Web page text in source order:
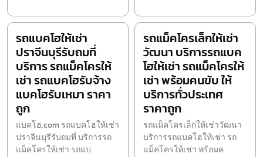
รถแบคโฮให้เช่า
ปราจีนบุรีรับถมที่
บริการ รถแม็คโครให้
เช่า รถแบคโฮรับจ้าง
แบคโฮรับเหมา ราคา
ถูก
แบคโฮ.com รถแบคโฮให้เช่า
ปราจีนบุรีรับถมที่ บริการรถ
แม็คโครให้เช่า รถแบ
รถแม็คโครเล็กให้เช่า
วัฒนา บริการรถแบค
โฮให้เช่า รถแม็คโครให้
เช่า พร้อมคนขับ ให้
บริการทั่วประเทศ
ราคาถูก
รถแม็คโครเล็กให้เช่าวัฒนา
บริการรถแบคโฮให้เช่า รถ
แม็คโครให้เช่า พร้อมค